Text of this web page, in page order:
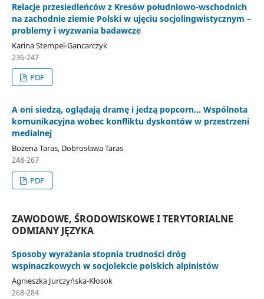
Relacje przesiedleńców z Kresów południowo-wschodnich
na zachodnie ziemie Polski w ujęciu socjolingwistycznym –
problemy i wyzwania badawcze
Karina Stempel-Gancarczyk
236-247
PDF
A oni siedzą, oglądają dramę i jedzą popcorn... Wspólnota
komunikacyjna wobec konfliktu dyskontów w przestrzeni
medialnej
Bożena Taras, Dobrosława Taras
248-267
PDF
ZAWODOWE, ŚRODOWISKOWE I TERYTORIALNE
ODMIANY JĘZYKA
Sposoby wyrażania stopnia trudności dróg
wspinaczkowych w socjolekcie polskich alpinistów
Agnieszka Jurczyńska-Kłosok
268-284